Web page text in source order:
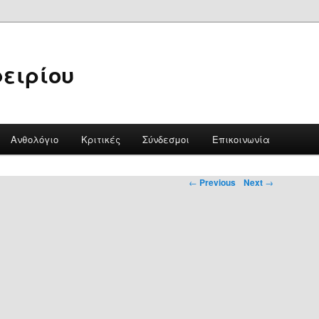
Ανθολόγιο Κριτικές Σύνδεσμοι Επικοινωνία
← Previous Next →